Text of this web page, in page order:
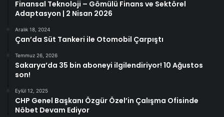
Finansal Teknoloji – Gömülü Finans ve Sektörel
Adaptasyon | 2 Nisan 2026
Aralık 18, 2024
Çan’da Süt Tankeri ile Otomobil Çarpıştı
Temmuz 26, 2026
Sakarya’da 35 bin aboneyi ilgilendiriyor! 10 Ağustos
son!
Eylül 12, 2025
CHP Genel Başkanı Özgür Özel’in Çalışma Ofisinde
Nöbet Devam Ediyor